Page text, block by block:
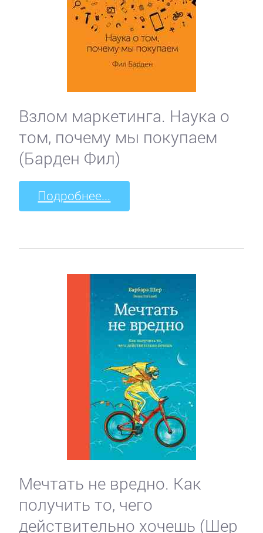
Взлом маркетинга. Наука о
том, почему мы покупаем
(Барден Фил)
Подробнее...
Мечтать не вредно. Как
получить то, чего
действительно хочешь (Шер